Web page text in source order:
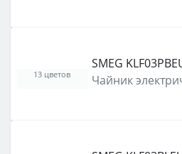
SMEG
Чайник
13 цветов